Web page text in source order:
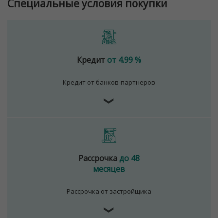
Специальные условия покупки
Кредит от 4.99 %
Кредит от банков-партнеров
❯
Рассрочкадо 48
месяцев
Рассрочка от застройщика
❯